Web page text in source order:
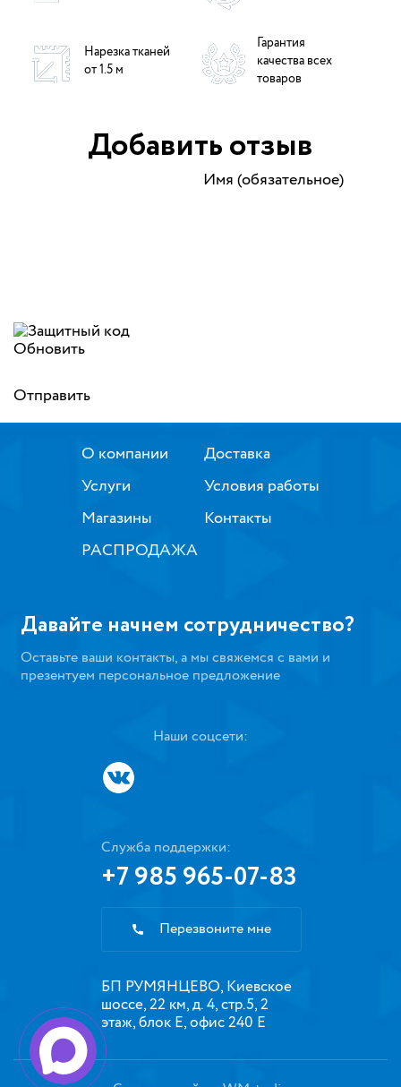
Нарезка тканей
от 1.5 м
Гарантия
качества всех
товаров
Добавить отзыв
Имя (обязательное)
Обновить
Отправить
О компании
Услуги
Магазины
РАСПРОДАЖА
Доставка
Условия работы
Контакты
Давайте начнем сотрудничество?
Оставьте ваши контакты, а мы свяжемся с вами и
презентуем персональное предложение
Наши соцсети:
Служба поддержки:
+7 985 965-07-83
Перезвоните мне
БП РУМЯНЦЕВО, Киевское
шоссе, 22 км, д. 4, стр.5, 2
этаж, блок Е, офис 240 Е